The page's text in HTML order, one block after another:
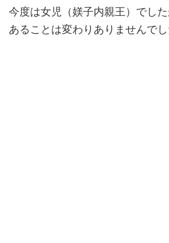
今度は女児（媄子内親王）でし
あることは変わりありませんでし